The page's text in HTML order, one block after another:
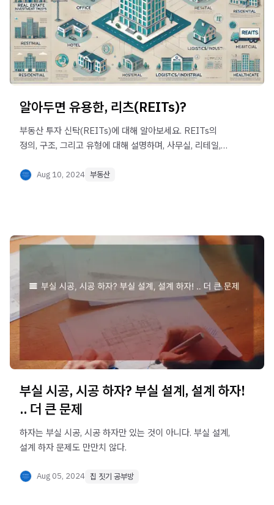
알아두면 유용한, 리츠(REITs)?
부동산 투자 신탁(REITs)에 대해 알아보세요. REITs의
정의, 구조, 그리고 유형에 대해 설명하며, 사무실, 리테일,
REITs 투자의 이점과 부동산 시장의 효율성과 투명성을
Aug 10, 2024 부동산
부실 시공, 시공 하자? 부실 설계, 설계 하자!
.. 더 큰 문제
하자는 부실 시공, 시공 하자만 있는 것이 아니다. 부실 설계,
설계 하자 문제도 만만치 않다.
Aug 05, 2024 집 짓기 공부방